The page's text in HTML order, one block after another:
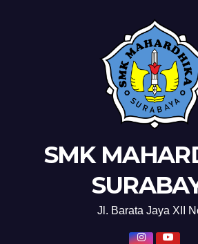
SMK
Jl. Barata Jaya XII